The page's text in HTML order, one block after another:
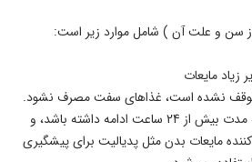
سن و علت آن ) شامل موارد زیر است:
زیاد مایعات
متوقف نشده است، غذاهای سفت مصرف نشود.
اگر استفراغ و اسهال به مدت بیش از 24 ساعت ادامه داشته باشد، و
مایعات بدن مثل پدیالیت برای پیشگیری